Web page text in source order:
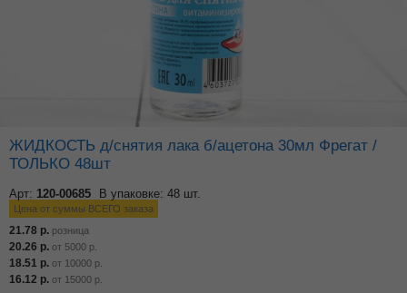
ЖИДКОСТЬ д/снятия лака б/ацетона 30мл Фрегат /
ТОЛЬКО 48шт
Арт: 120-00685 В упаковке: 48 шт.
Цена от суммы ВСЕГО заказа
21.78 р. розница
20.26 р. от 5000 р.
18.51 р. от 10000 р.
16.12 р. от 15000 р.